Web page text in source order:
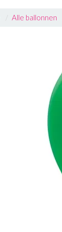
Alle ballonnen